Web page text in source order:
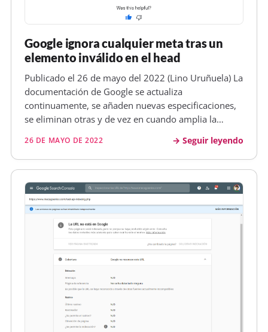
Google ignora cualquier meta tras un
elemento inválido en el head
Publicado el 26 de mayo del 2022 (Lino Uruñuela) La
documentación de Google se actualiza
continuamente, se añaden nuevas especificaciones,
se eliminan otras y de vez en cuando amplia la
información previa. En este último caso podemos
clasificar una de las actualizacion…
26 DE MAYO DE 2022 Seguir leyendo